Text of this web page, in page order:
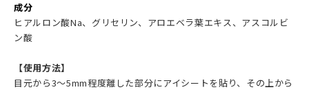
成分
ヒアルロン酸Na、グリセリン、アロエベラ葉エキス、アスコルビ
ン酸
【使用方法】
目元から3～5mm程度離した部分にアイシートを貼り、その上から